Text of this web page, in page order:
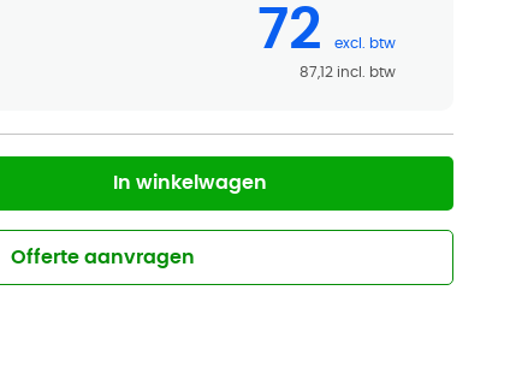
72
87,12
In winkelwagen
Offerte aanvragen